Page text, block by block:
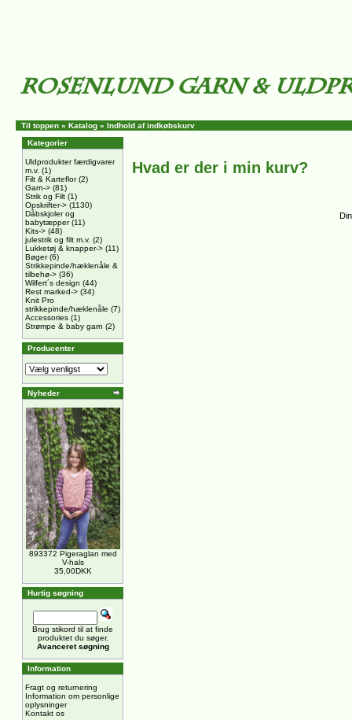
Til toppen » Katalog » Indhold af indkøbskurv
Kategorier
Uldprodukter færdigvarer
m.v. (1)
Filt & Karteflor(2)
Garn-> (81)
Strik og Filt (1)
Opskrifter-> (1130)
Dåbskjoler og
babytæpper(11)
Kits-> (48)
julestrik og filt m.v. (2)
Lukketøj & knapper-> (11)
Bøger(6)
Strikkepinde/hæklenåle &
tilbehø-> (36)
Wilfert´s design (44)
Rest marked-> (34)
Knit Pro
strikkepinde/hæklenåle (7)
Accessories (1)
Strømpe & baby garn (2)
Producenter
Nyheder
893372 Pigeraglan med
V-hals
35,00DKK
Hurtig søgning
Brug stikord til at finde
produktet du søger.
Avanceret søgning
Information
Fragt og returnering
Information om personlige
oplysninger
Kontakt os
Hvad er der i min kurv?